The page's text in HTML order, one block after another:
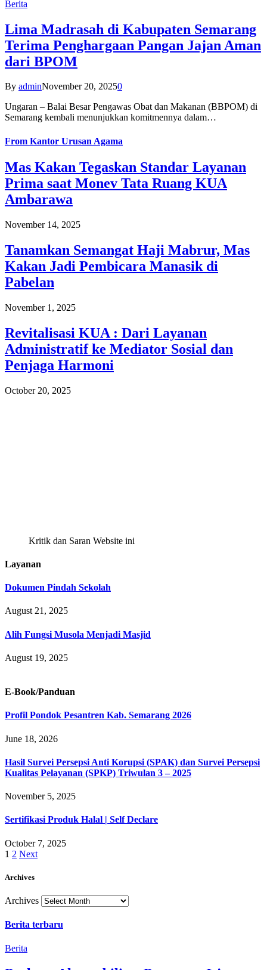
Berita
Lima Madrasah di Kabupaten Semarang
Terima Penghargaan Pangan Jajan Aman
dari BPOM
By adminNovember 20, 20250
Ungaran – Balai Besar Pengawas Obat dan Makanan (BBPOM) di
Semarang kembali menunjukkan komitmennya dalam…
From Kantor Urusan Agama
Mas Kakan Tegaskan Standar Layanan
Prima saat Monev Tata Ruang KUA
Ambarawa
November 14, 2025
Tanamkan Semangat Haji Mabrur, Mas
Kakan Jadi Pembicara Manasik di
Pabelan
November 1, 2025
Revitalisasi KUA : Dari Layanan
Administratif ke Mediator Sosial dan
Penjaga Harmoni
October 20, 2025
Kritik dan Saran Website ini
Layanan
Dokumen Pindah Sekolah
August 21, 2025
Alih Fungsi Musola Menjadi Masjid
August 19, 2025
E-Book/Panduan
Profil Pondok Pesantren Kab. Semarang 2026
June 18, 2026
Hasil Survei Persepsi Anti Korupsi (SPAK) dan Survei Persepsi
Kualitas Pelayanan (SPKP) Triwulan 3 – 2025
November 5, 2025
Sertifikasi Produk Halal | Self Declare
October 7, 2025
1 2 Next
Archives
Archives
Berita terbaru
Berita